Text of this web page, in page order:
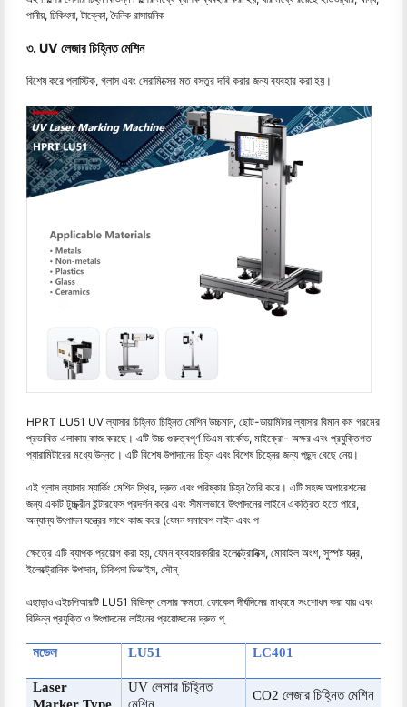
পানীয়, চিকিৎসা, টাক্কো, দৈনিক রাসায়নিক
৩. UV লেজার চিহ্নিত মেশিন
বিশেষ করে প্লাস্টিক, গ্লাস এবং সেরামিক্সের মত বস্তুর দাবি করার জন্য ব্যবহার করা হয়।
HPRT LU51 UV ল্যাসার চিহ্নিত চিহ্নিত মেশিন উচ্চমান, ছোট-ডায়ামিটার ল্যাসার বিমান কম গরমের
প্রভাবিত এলাকায় কাজ করছে। এটি উচ্চ গুরুত্বপূর্ণ ডিএম বার্কোড, মাইক্রো- অক্ষর এবং প্রযুক্তিগত
প্যারামিটারের মধ্যে উন্নত। এটি বিশেষ উপাদানের চিহ্ন এবং বিশেষ চিহ্নের জন্য পছন্দ বেছে নেয়।
এই গ্লাস ল্যাসার ম্যার্কিং মেশিন স্থির, দ্রুত এবং পরিষ্কার চিহ্ন তৈরি করে। এটি সহজ অপারেশনের
জন্য একটি টুচ্চ্ক্রীন ইন্টারফেস প্রদর্শন করে এবং সীমালভাবে উৎপাদনের লাইনে একত্রিত হতে পারে,
অন্যান্য উৎপাদন যন্ত্রের সাথে কাজ করে (যেমন সমাবেশ লাইন এবং প
ক্ষেত্রে এটি ব্যাপক প্রয়োগ করা হয়, যেমন ব্যবহারকারীর ইলেক্ট্রোনিক্স, মোবাইল অংশ, সুস্পষ্ট যন্ত্র,
ইলেক্ট্রোনিক উপাদান, চিকিৎসা ডিভাইস, সৌন্
এছাড়াও এইচপিআরটি LU51 বিভিন্ন লেসার ক্ষমতা, ফোকেল দীর্ঘদিনের মাধ্যমে সংশোধন করা যায় এবং
বিভিন্ন প্রযুক্তি ও উৎপাদনের লাইনের প্রয়োজনের দ্রুত প্
মডেল LU51 LC401
Laser
UV লেসার চিহ্নিত
CO2 লেজার চিহ্নিত মেশিন